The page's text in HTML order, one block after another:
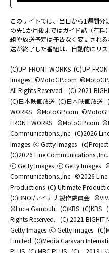
このサイトでは、当日から1週間分
の先1か月後まではガイド誌（有料
組や放送予定は予告なく変更され
送が終了した番組は、自動的にリス
(C)UP-FRONT WORKS (C)UP-
Images ©MotoGP.com
All Rights Reserved. (C) 2021
(C)日本映画放送 (C)日本映画放送
WORKS ©MotoGP.com
FRONT WORKS ©MotoGP.com
Communications.,Inc. (C)2026
Images ⓒ Getty Images (c)Project
(C)2026 Line Communications.,Inc.
ⓒ Getty Images ⓒ Getty Images
Communications.,Inc. ©2026 Line
Productions (C) Ultimate
(C)BNOI/アイナナ製作委員会
©Luca Gambuti (C)KBS (C)KBS
Rights Reserved. (C) 2021 BIGHIT
Getty Images ⓒ Getty Images
Limited (C)Media Caravan
PLUS (C) MBC PLUS (C)「2019